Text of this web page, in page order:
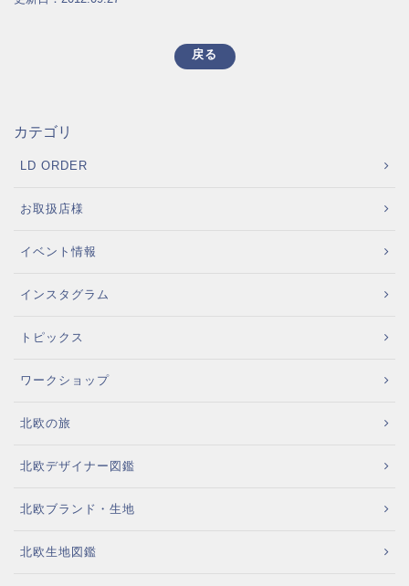
戻る
カテゴリ
LD ORDER
お取扱店様
イベント情報
インスタグラム
トピックス
ワークショップ
北欧の旅
北欧デザイナー図鑑
北欧ブランド・生地
北欧生地図鑑